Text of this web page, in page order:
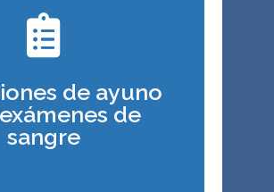
de ayuno
de
sangre
son algunas
generales que
su examen
Ver más